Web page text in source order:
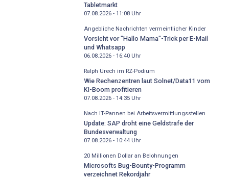
Tabletmarkt
07.08.2026 - 11:08Uhr
Angebliche Nachrichten vermeintlicher Kinder
Vorsicht vor "Hallo Mama"-Trick per E-Mail
und Whatsapp
06.08.2026 - 16:40Uhr
Ralph Urech im RZ-Podium
Wie Rechenzentren laut Solnet/Data11 vom
KI-Boom profitieren
07.08.2026 - 14:35Uhr
Nach IT-Pannen bei Arbeitsvermittlungsstellen
Update: SAP droht eine Geldstrafe der
Bundesverwaltung
07.08.2026 - 10:44Uhr
20 Millionen Dollar an Belohnungen
Microsofts Bug-Bounty-Programm
verzeichnet Rekordjahr